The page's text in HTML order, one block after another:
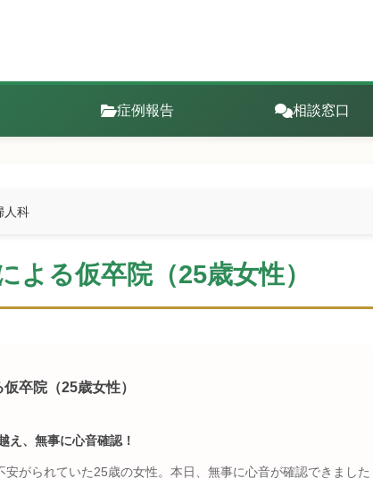
症例報告 相談窓口
人科
よる仮卒院（25歳女性）
卒院（25歳女性）
え、無事に心音確認！
がられていた25歳の女性。本日、無事に心音が確認できました